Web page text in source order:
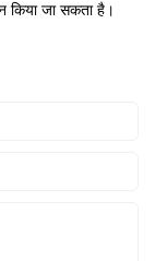
किया जा सकता है।